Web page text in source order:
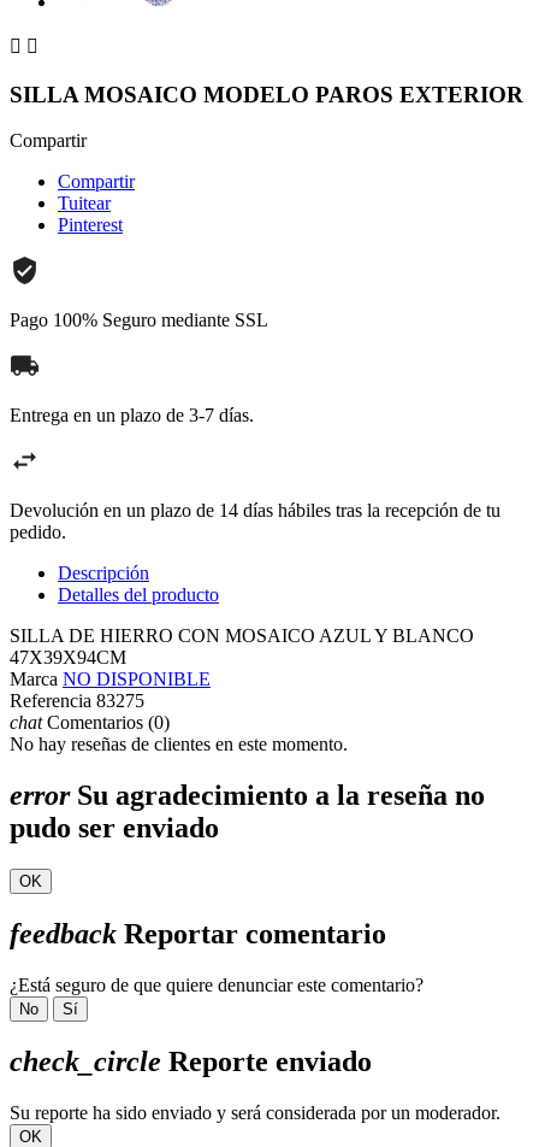
 
SILLA MOSAICO MODELO PAROS EXTERIOR
Compartir
Compartir
Tuitear
Pinterest
Pago 100% Seguro mediante SSL
Entrega en un plazo de 3-7 días.
Devolución en un plazo de 14 días hábiles tras la recepción de tu
pedido.
Descripción
Detalles del producto
SILLA DE HIERRO CON MOSAICO AZUL Y BLANCO
47X39X94CM
Marca NO DISPONIBLE
Referencia 83275
chatComentarios (0)
No hay reseñas de clientes en este momento.
errorSu agradecimiento a la reseña no
pudo ser enviado
OK
feedback Reportar comentario
¿Está seguro de que quiere denunciar este comentario?
No Sí
check_circle Reporte enviado
Su reporte ha sido enviado y será considerada por un moderador.
OK